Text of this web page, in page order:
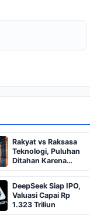
Rakyat vs Raksasa
Teknologi, Puluhan
Ditahan Karena
Protes Data Center
DeepSeek Siap IPO,
Valuasi Capai Rp
1.323 Triliun